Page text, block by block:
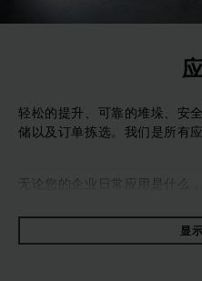
轻松的提升、可靠的堆垛、安
储以及订单拣选。我们是所有
无论您的企业日常应用是什么
将确保您可以轻松处理
显